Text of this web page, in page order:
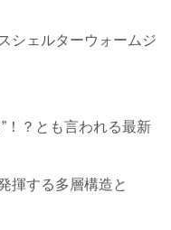
シェルターウォームジ
！？とも言われる最新
揮する多層構造と